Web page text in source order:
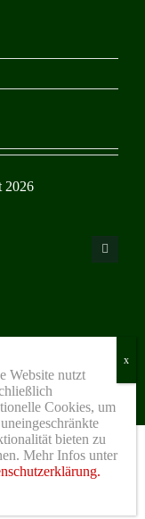
KG
Website nutzt
Cookies, um
bieten zu
Mehr Infos unter